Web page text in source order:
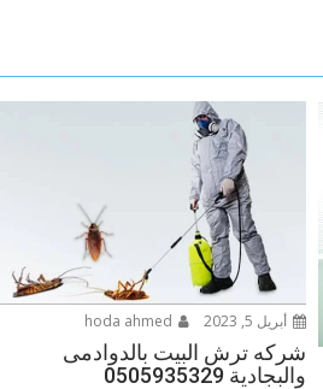
أبريل 5, 2023
شركه ترش البيت بالدوادمى
والبجادية 0505935329